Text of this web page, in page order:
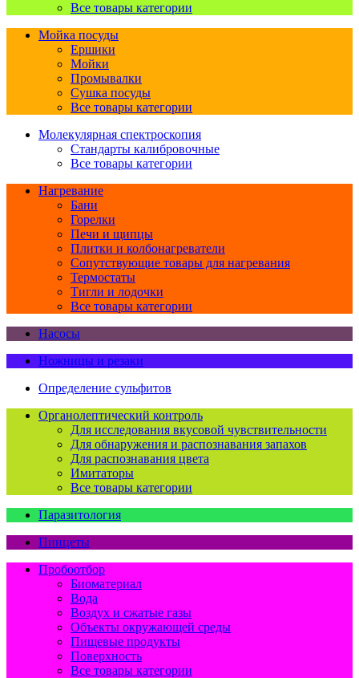
Все товары категории
Мойка посуды
Ершики
Мойки
Промывалки
Сушка посуды
Все товары категории
Молекулярная спектроскопия
Стандарты калибровочные
Все товары категории
Нагревание
Бани
Горелки
Печи и щипцы
Плитки и колбонагреватели
Сопутствующие товары для нагревания
Термостаты
Тигли и лодочки
Все товары категории
Насосы
Ножницы и резаки
Определение сульфитов
Органолептический контроль
Для исследования вкусовой чувствительности
Для обнаружения и распознавания запахов
Для распознавания цвета
Имитаторы
Все товары категории
Паразитология
Пинцеты
Пробоотбор
Биоматериал
Вода
Воздух и сжатые газы
Объекты окружающей среды
Пищевые продукты
Поверхность
Все товары категории